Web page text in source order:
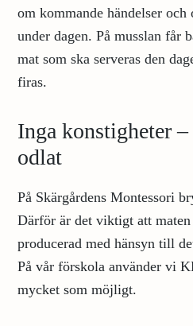
om kommande händelser
under dagen. På musslan får
mat som ska serveras den
firas.
Inga konstigheter
odlat
På Skärgårdens Montessori
Därför är det viktigt att
producerad med hänsyn till
På vår förskola använder vi
mycket som möjligt.